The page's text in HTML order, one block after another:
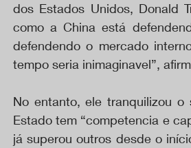
dos Estados Unidos, Donald
como a China está
defendendo o mercado
tempo seria inimaginavel”,
No entanto, ele tranquilizou o
Estado tem “competencia e
já superou outros desde o